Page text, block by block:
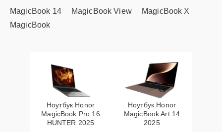
MagicBook 14
MagicBook View
MagicBook X
MagicBook
Ноутбук Honor
MagicBook Pro 16
HUNTER 2025
Ноутбук Honor
MagicBook Art 14
2025